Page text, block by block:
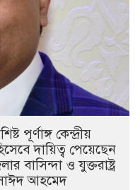
পূর্ণাঙ্গ কেন্দ্রীয়
দায়িত্ব পেয়েছেন
বাসিন্দা ও যুক্তরাষ্ট্র
আহমেদ